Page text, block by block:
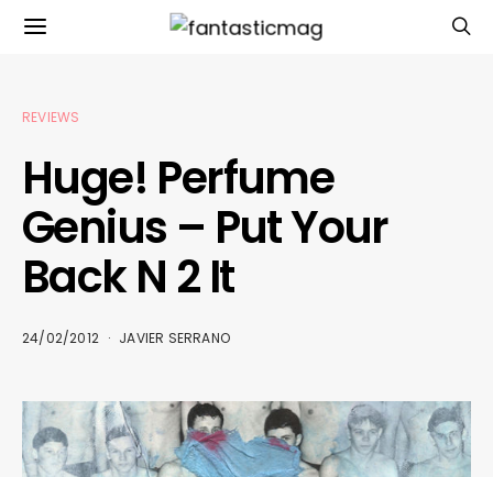
REVIEWS
Huge! Perfume
Genius – Put Your
Back N 2 It
24/02/2012 JAVIER SERRANO